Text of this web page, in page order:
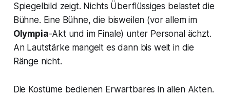
Spiegelbild zeigt. Nichts Überflüssiges belastet die
Bühne. Eine Bühne, die bisweilen (vor allem im
Olympia-Akt und im Finale) unter Personal ächzt.
An Lautstärke mangelt es dann bis weit in die
Ränge nicht.
Die Kostüme bedienen Erwartbares in allen Akten.